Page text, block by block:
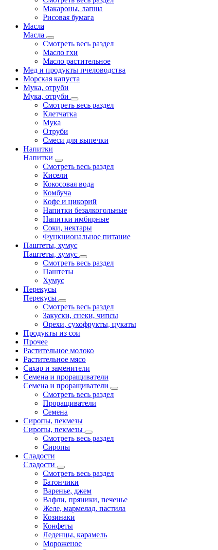
Макароны, лапша
Рисовая бумага
Масла
Масла
Смотреть весь раздел
Масло гхи
Масло растительное
Мед и продукты пчеловодства
Морская капуста
Мука, отруби
Мука, отруби
Смотреть весь раздел
Клетчатка
Мука
Отруби
Смеси для выпечки
Напитки
Напитки
Смотреть весь раздел
Кисели
Кокосовая вода
Комбуча
Кофе и цикорий
Напитки безалкогольные
Напитки имбирные
Соки, нектары
Функциональное питание
Паштеты, хумус
Паштеты, хумус
Смотреть весь раздел
Паштеты
Хумус
Перекусы
Перекусы
Смотреть весь раздел
Закуски, снеки, чипсы
Орехи, сухофрукты, цукаты
Продукты из сои
Прочее
Растительное молоко
Растительное мясо
Сахар и заменители
Семена и проращиватели
Семена и проращиватели
Смотреть весь раздел
Проращиватели
Семена
Сиропы, пекмезы
Сиропы, пекмезы
Смотреть весь раздел
Сиропы
Сладости
Сладости
Смотреть весь раздел
Батончики
Варенье, джем
Вафли, пряники, печенье
Желе, мармелад, пастила
Козинаки
Конфеты
Леденцы, карамель
Мороженое